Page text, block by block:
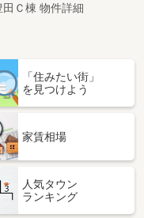
Ｃ棟 物件詳細
「住みたい街」
を見つけよう
家賃相場
人気タウン
ランキング